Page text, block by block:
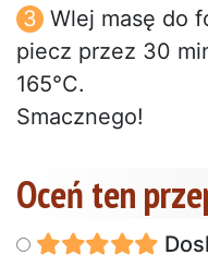
Wlej masę do
piecz przez 30
165°C.
Smacznego!
Oceń ten